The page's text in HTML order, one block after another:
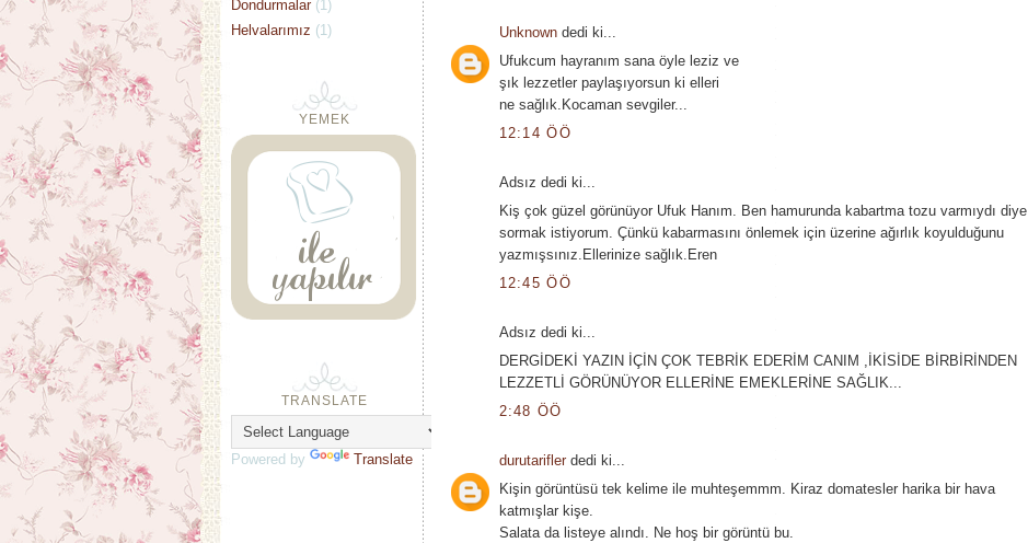
Unknowndedi ki...
Ufukcum hayranım sana öyle leziz ve
şık lezzetler paylaşıyorsun ki elleri
ne sağlık.Kocaman sevgiler...
12:14 ÖÖ
Adsız dedi ki...
Kiş çok güzel görünüyor Ufuk Hanım. Ben hamurunda kabartma tozu varmıydı diye
sormak istiyorum. Çünkü kabarmasını önlemek için üzerine ağırlık koyulduğunu
yazmışsınız.Ellerinize sağlık.Eren
12:45 ÖÖ
Adsız dedi ki...
DERGİDEKİ YAZIN İÇİN ÇOK TEBRİK EDERİM CANIM ,İKİSİDE BİRBİRİNDEN
LEZZETLİ GÖRÜNÜYOR ELLERİNE EMEKLERİNE SAĞLIK...
2:48 ÖÖ
durutariflerdedi ki...
Kişin görüntüsü tek kelime ile muhteşemmm. Kiraz domatesler harika bir hava
katmışlar kişe.
Salata da listeye alındı. Ne hoş bir görüntü bu.
Dondurmalar (1)
Helvalarımız (1)
YEMEK
TRANSLATE
Powered by Translate